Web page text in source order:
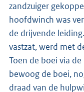
zandzuiger
hoofdwinch was
de drijvende
vastzat, werd met
Toen de boei via
bewoog de boei,
draad van de